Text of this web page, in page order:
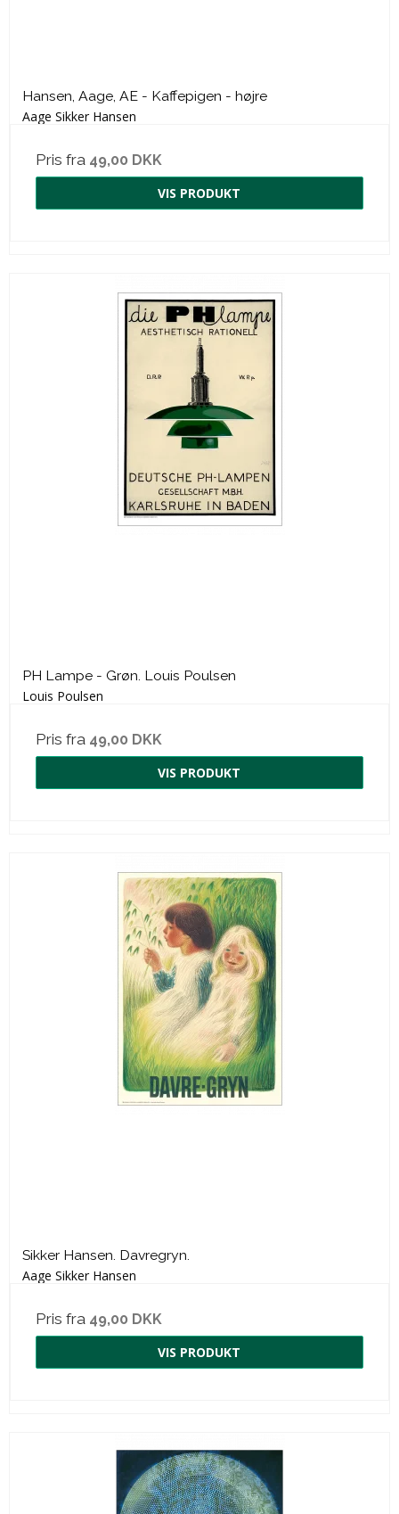
Hansen, Aage, AE - Kaffepigen - højre
Aage Sikker Hansen
Pris fra 49,00 DKK
VIS PRODUKT
PH Lampe - Grøn. Louis Poulsen
Louis Poulsen
Pris fra 49,00 DKK
VIS PRODUKT
Sikker Hansen. Davregryn.
Aage Sikker Hansen
Pris fra 49,00 DKK
VIS PRODUKT